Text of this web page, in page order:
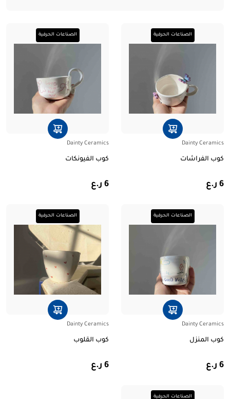
الصناعات الحرفية
Dainty Ceramics
كوب الفراشات
6 ر.ع
الصناعات الحرفية
Dainty Ceramics
كوب الفيونكات
6 ر.ع
الصناعات الحرفية
Dainty Ceramics
كوب المنزل
6 ر.ع
الصناعات الحرفية
Dainty Ceramics
كوب القلوب
6 ر.ع
الصناعات الحرفية